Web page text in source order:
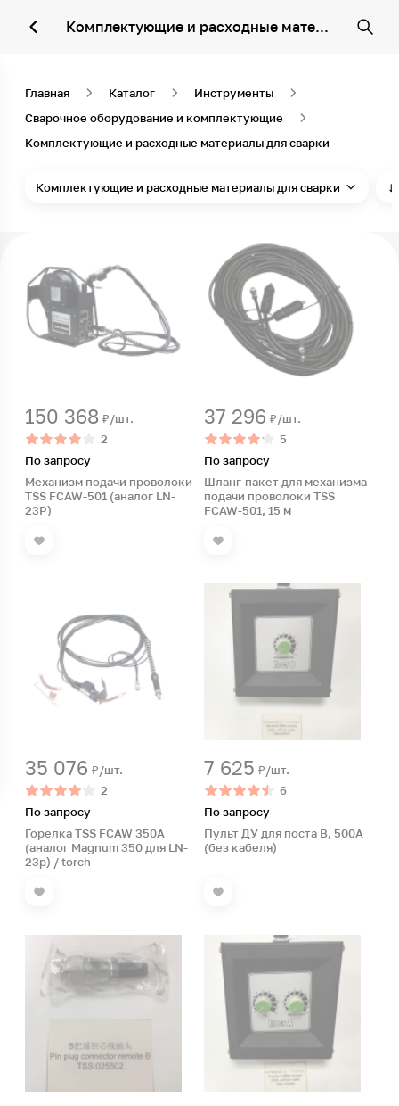
Комплектующие и расходные материалы для сварки
Главная Каталог
Инструменты
Сварочное оборудование и комплектующие
Комплектующие и расходные материалы для сварки
Комплектующие и расходные материалы для сварки
150 368 ₽/шт.
2
По запросу
Механизм подачи проволоки
TSS FCAW-501 (аналог LN-
23P)
37 296 ₽/шт.
5
По запросу
Шланг-пакет для механизма
подачи проволоки TSS
FCAW-501, 15 м
35 076 ₽/шт.
2
По запросу
Горелка TSS FCAW 350А
(аналог Magnum 350 для LN-
23p) / torch
7 625 ₽/шт.
6
По запросу
Пульт ДУ для поста В, 500А
(без кабеля)